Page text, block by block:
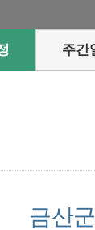
주간
금산